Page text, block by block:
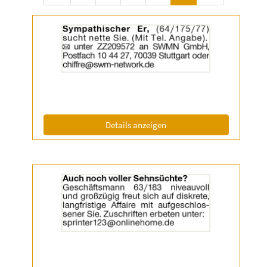
der
Anzeige
2055455
anzeigen
Details anzeigen
der
Anzeige
2056638
anzeigen
|